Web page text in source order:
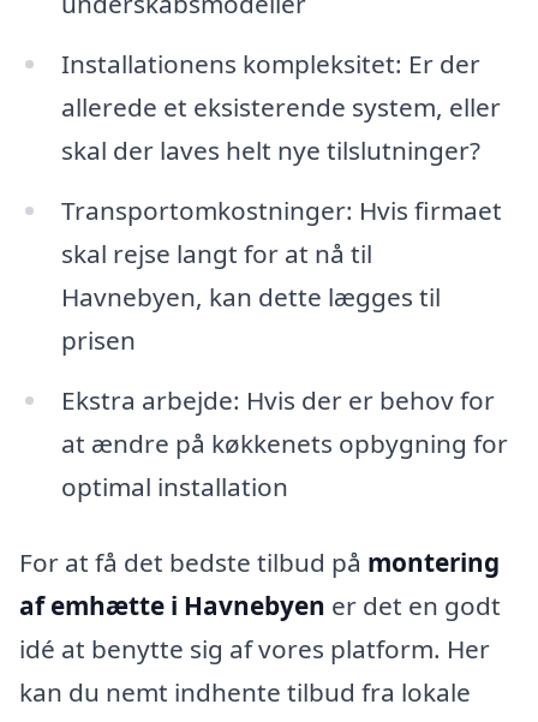
Installationens kompleksitet: Er der
allerede et eksisterende system, eller
skal der laves helt nye tilslutninger?
Transportomkostninger: Hvis firmaet
skal rejse langt for at nå til
Havnebyen, kan dette lægges til
prisen
Ekstra arbejde: Hvis der er behov for
at ændre på køkkenets opbygning for
optimal installation
For at få det bedste tilbud på montering
af emhætte i Havnebyen er det en godt
idé at benytte sig af vores platform. Her
kan du nemt indhente tilbud fra lokale